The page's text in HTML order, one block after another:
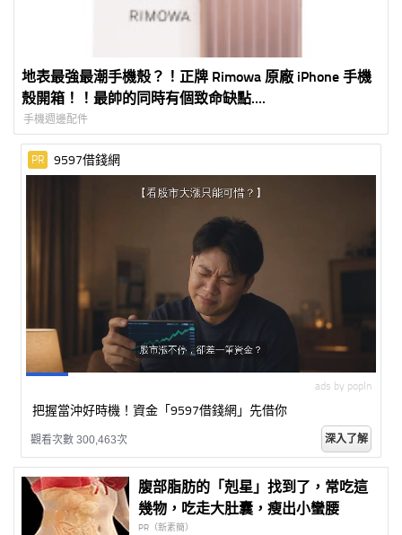
地表最強最潮手機殼？！正牌 Rimowa 原廠 iPhone 手機
殼開箱！！最帥的同時有個致命缺點….
手機週邊配件
PR 9597借錢網
ads by popIn
把握當沖好時機！資金「9597借錢網」先借你
觀看次數 300,463次 深入了解
腹部脂肪的「剋星」找到了，常吃這
幾物，吃走大肚囊，瘦出小蠻腰
PR（新素簡）